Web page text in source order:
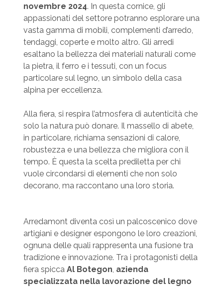
novembre 2024. In questa cornice, gli
appassionati del settore potranno esplorare una
vasta gamma di mobili, complementi d’arredo,
tendaggi, coperte e molto altro. Gli arredi
esaltano la bellezza dei materiali naturali come
la pietra, il ferro e i tessuti, con un focus
particolare sul legno, un simbolo della casa
alpina per eccellenza.
Alla fiera, si respira l’atmosfera di autenticità che
solo la natura può donare. Il massello di abete,
in particolare, richiama sensazioni di calore,
robustezza e una bellezza che migliora con il
tempo. È questa la scelta prediletta per chi
vuole circondarsi di elementi che non solo
decorano, ma raccontano una loro storia.
Arredamont diventa così un palcoscenico dove
artigiani e designer espongono le loro creazioni,
ognuna delle quali rappresenta una fusione tra
tradizione e innovazione. Tra i protagonisti della
fiera spicca Al Botegon, azienda
specializzata nella lavorazione del legno